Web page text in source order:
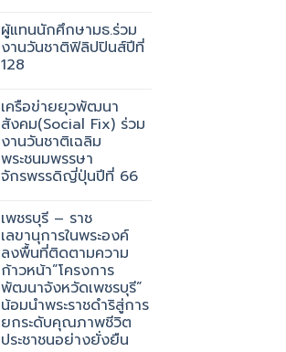
ผู้แทนนักศึกษามธ.ร่วม
งานวันชาติฟิลิปปินส์ปีที่
128
เครือข่ายยุวพัฒนา
สังคม(Social Fix) ร่วม
งานวันชาติเฉลิม
พระชนมพรรษา
จักรพรรดิญี่ปุ่นปีที่ 66
เพชรบุรี – ราช
เลขานุการในพระองค์
ลงพื้นที่ติดตามความ
ก้าวหน้า”โครงการ
พัฒนาจังหวัดเพชรบุรี”
น้อมนำพระราชดำริสู่การ
ยกระดับคุณภาพชีวิต
ประชาชนอย่างยั่งยืน